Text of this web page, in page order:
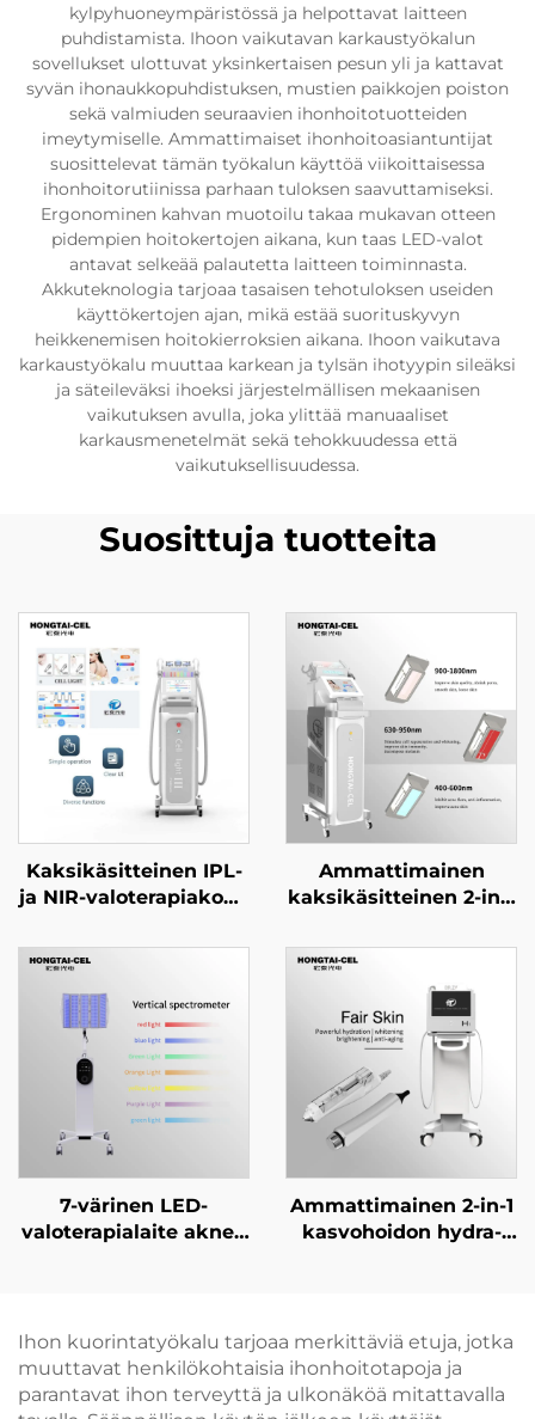
kylpyhuoneympäristössä ja helpottavat laitteen
puhdistamista. Ihoon vaikutavan karkaustyökalun
sovellukset ulottuvat yksinkertaisen pesun yli ja kattavat
syvän ihonaukkopuhdistuksen, mustien paikkojen poiston
sekä valmiuden seuraavien ihonhoitotuotteiden
imeytymiselle. Ammattimaiset ihonhoitoasiantuntijat
suosittelevat tämän työkalun käyttöä viikoittaisessa
ihonhoitorutiinissa parhaan tuloksen saavuttamiseksi.
Ergonominen kahvan muotoilu takaa mukavan otteen
pidempien hoitokertojen aikana, kun taas LED-valot
antavat selkeää palautetta laitteen toiminnasta.
Akkuteknologia tarjoaa tasaisen tehotuloksen useiden
käyttökertojen ajan, mikä estää suorituskyvyn
heikkenemisen hoitokierroksien aikana. Ihoon vaikutava
karkaustyökalu muuttaa karkean ja tylsän ihotyypin sileäksi
ja säteileväksi ihoeksi järjestelmällisen mekaanisen
vaikutuksen avulla, joka ylittää manuaaliset
karkausmenetelmät sekä tehokkuudessa että
vaikutuksellisuudessa.
Suosittuja tuotteita
Kaksikäsitteinen IPL-
ja NIR-valoterapiakone
ihovalkaisuun,
nuorentamiseen ja
ikääntymisen
ehkäisyyn
kauneuslaitoksille
Ammattimainen
kaksikäsitteinen 2-in-1
punavaloterapialaite
kasvojen ja vartalon
valkaisuun,
nuorentamiseen ja
kauneuslaitosten
tarpeisiin
7-värinen LED-
valoterapialaite aknen
vaalentamiseen
ammattimaiseen
käyttöön
Ammattimainen 2-in-1
kasvohoidon hydra-
korkeapaineisella
suihkulla,
kauneussalongin
Ihon kuorintatyökalu tarjoaa merkittäviä etuja, jotka
muuttavat henkilökohtaisia ihonhoitotapoja ja
parantavat ihon terveyttä ja ulkonäköä mitattavalla